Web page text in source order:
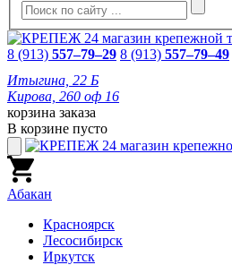
8 (913) 557–79–29 8 (913) 557–79–49
Итыгина, 22 Б
Кирова, 260 оф 16
корзина заказа
В корзине пусто
Абакан
Красноярск
Лесосибирск
Иркутск